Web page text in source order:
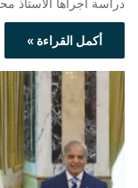
أكمل القراءة »